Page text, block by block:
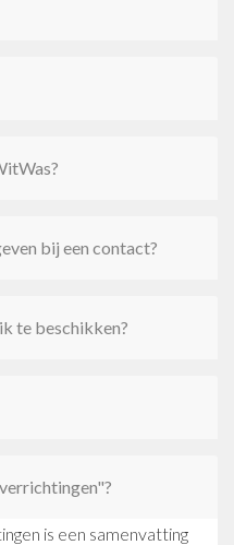
bij een contact?
te beschikken?
is een samenvatting